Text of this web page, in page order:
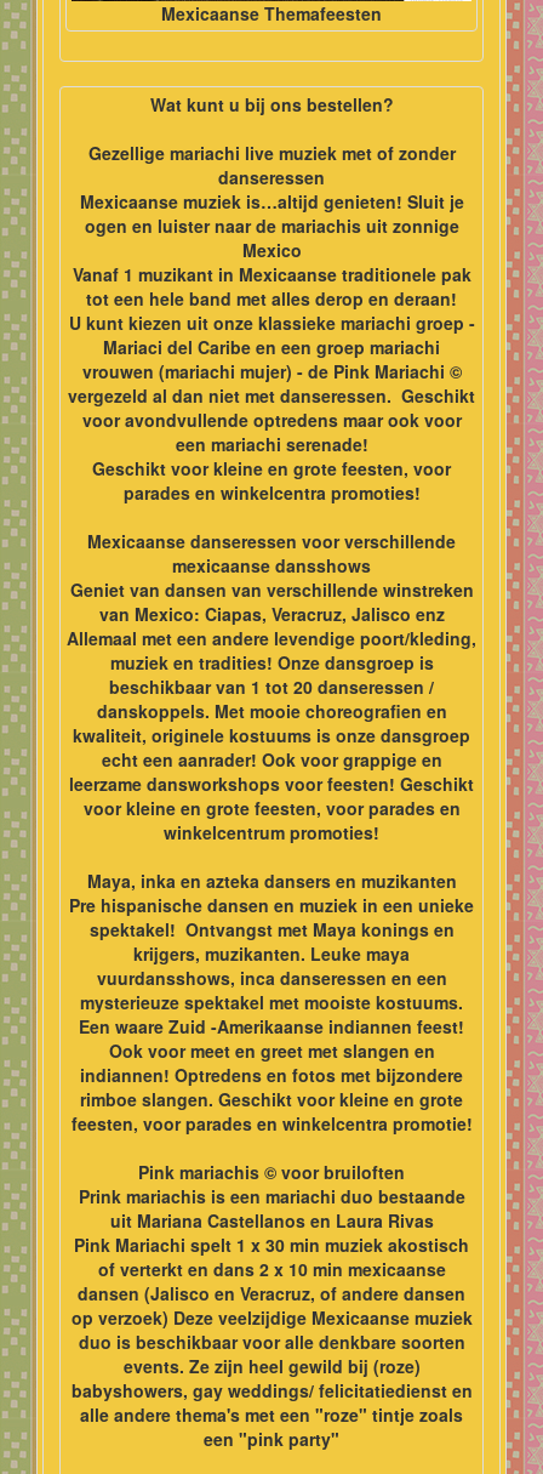
Mexicaanse Themafeesten
Wat kunt u bij ons bestellen?
Gezellige mariachi live muziek met of zonder
danseressen
Mexicaanse muziek is…altijd genieten! Sluit je
ogen en luister naar de mariachis uit zonnige
Mexico
Vanaf 1 muzikant in Mexicaanse traditionele pak
tot een hele band met alles derop en deraan!
U kunt kiezen uit onze klassieke mariachi groep -
Mariaci del Caribe en een groep mariachi
vrouwen (mariachi mujer) - de Pink Mariachi ©
vergezeld al dan niet met danseressen. Geschikt
vooravondvullende optredens maar ook voor
een mariachi serenade!
Geschikt voor kleine en grote feesten, voor
parades en winkelcentra promoties!
Mexicaanse danseressen voor verschillende
mexicaanse dansshows
Geniet van dansen van verschillende winstreken
van Mexico: Ciapas, Veracruz, Jalisco enz
Allemaal met een andere levendige poort/kleding,
muziek en tradities! Onze dansgroep is
beschikbaar van 1 tot 20 danseressen /
danskoppels. Met mooie choreografien en
kwaliteit, originele kostuums is onze dansgroep
echt een aanrader! Ook voor grappige en
leerzame dansworkshops voor feesten! Geschikt
voor kleine en grote feesten, voor parades en
winkelcentrum promoties!
Maya, inka en azteka dansers en muzikanten
Pre hispanische dansen en muziek in een unieke
spektakel! Ontvangst met Maya konings en
krijgers, muzikanten. Leuke maya
vuurdansshows, inca danseressen en een
mysterieuze spektakel met mooiste kostuums.
Een waare Zuid -Amerikaanse indiannen feest!
Ook voor meet en greet met slangen en
indiannen! Optredens en fotos met bijzondere
rimboe slangen. Geschikt voor kleine en grote
feesten, voor parades en winkelcentra promotie!
Pink mariachis © voor bruiloften
Prink mariachis is een mariachi duo bestaande
uit Mariana Castellanos en Laura Rivas
Pink Mariachi spelt 1 x 30 min muziek akostisch
of verterkt en dans 2 x 10 min mexicaanse
dansen (Jalisco en Veracruz, of andere dansen
op verzoek) Deze veelzijdige Mexicaanse muziek
duo is beschikbaar voor alle denkbare soorten
events. Ze zijn heel gewild bij (roze)
babyshowers, gay weddings/ felicitatiedienst en
alle andere thema's met een "roze" tintje zoals
een "pink party"